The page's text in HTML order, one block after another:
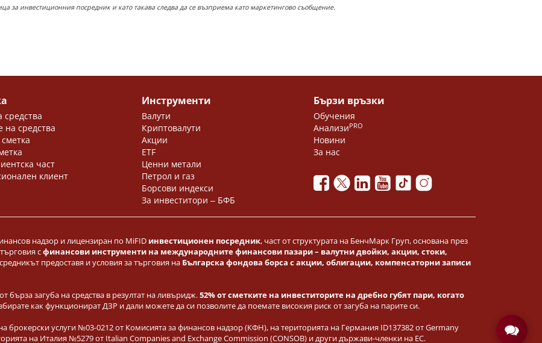
за инвестиционния посредник и като такава следва да се възприема като маркетингово съобщение.
средства
на средства
част
клиент
Инструменти
Валути
Криптовалути
Акции
ETF
Ценни метали
Петрол и газ
Борсови индекси
За инвеститори ‒ БФБ
Бързи връзки
Обучения
АнализиPRO
Новини
За нас
надзор и лицензиран по MiFID инвестиционен посредник, част от структурата на БенчМарк Груп, основана през
сфинансови инструменти на международните финансови пазари – валутни двойки, акции, стоки,
предоставя и условия за търговия на Българска фондова борса с акции, облигации, компенсаторни записи
бърза загуба на средства в резултат на ливъридж.52% от сметките на инвеститорите на дребно губят пари, когато
как функционират ДЗР и дали можете да си позволите да поемате високия риск от загуба на парите си.
услуги №03-0212 от Комисията за финансов надзор (КФН), на територията на Германия ID137382 от Germany
на Италия №5279 от Italian Companies and Exchange Commission (CONSOB) и други държави-членки на ЕС.